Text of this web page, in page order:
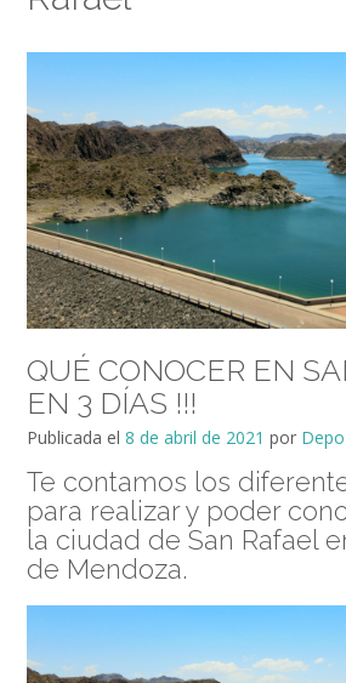
QUÉ CONOCER EN
EN 3 DÍAS !!!
Publicada el 8 de abril de 2021 por
Te contamos los
para realizar y poder
la ciudad de San Rafael
de Mendoza.